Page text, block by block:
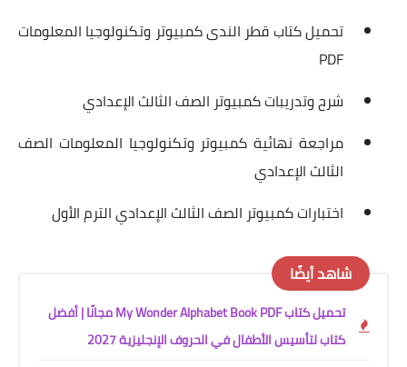
تحميل كتاب قطر الندى كمبيوتر وتكنولوجيا المعلومات
PDF
شرح وتدريبات كمبيوتر الصف الثالث الإعدادي
مراجعة نهائية كمبيوتر وتكنولوجيا المعلومات الصف
الثالث الإعدادي
اختبارات كمبيوتر الصف الثالث الإعدادي الترم الأول
شاهد أيضًا
تحميل كتاب My Wonder Alphabet Book PDF مجانًا | أفضل
كتاب لتأسيس الأطفال في الحروف الإنجليزية 2027